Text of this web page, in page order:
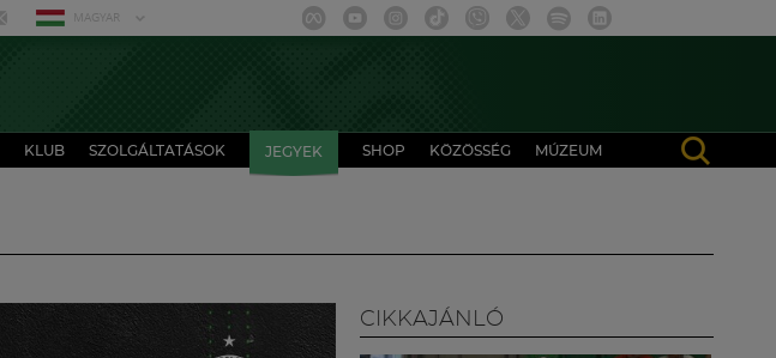
MAGYAR
KLUB SZOLGÁLTATÁSOK JEGYEK SHOP KÖZÖSSÉG MÚZEUM
CIKKAJÁNLÓ